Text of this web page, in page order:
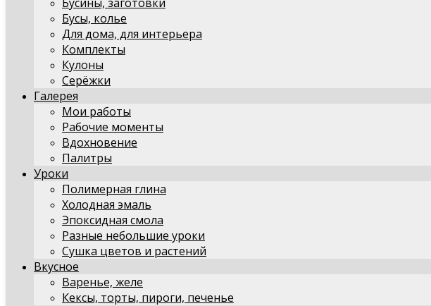
Бусы, колье
Для дома, для интерьера
Комплекты
Кулоны
Серёжки
Галерея
Мои работы
Рабочие моменты
Вдохновение
Палитры
Уроки
Полимерная глина
Холодная эмаль
Эпоксидная смола
Разные небольшие уроки
Сушка цветов и растений
Вкусное
Варенье, желе
Кексы, торты, пироги, печенье